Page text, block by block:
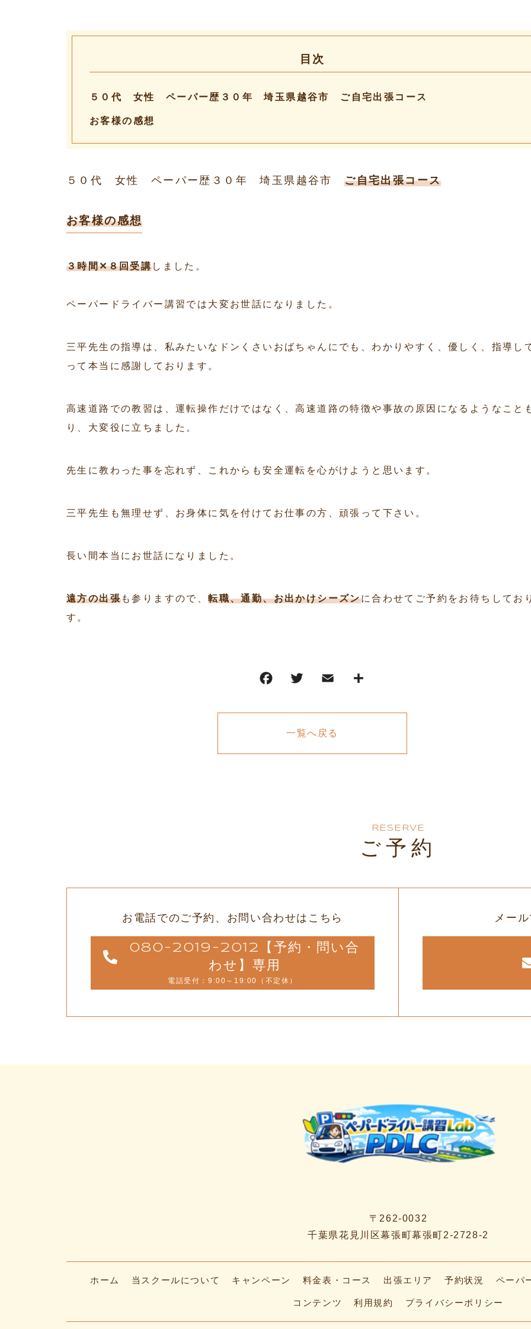
目次
５０代 女性 ペーパー歴３０年 埼玉県越谷市 ご自宅出張コース
お客様の感想
５０代 女性 ペーパー歴３０年 埼玉県越谷市ご自宅出張コース
お客様の感想
３時間✕８回受講しました。
ペーパードライバー講習では大変お世話になりました。
三平先生の指導は、私みたいなドンくさいおばちゃんにでも、わかりやすく、優しく、指導し
って本当に感謝しております。
高速道路での教習は、運転操作だけではなく、高速道路の特徴や事故の原因になるようなこと
り、大変役に立ちました。
先生に教わった事を忘れず、これからも安全運転を心がけようと思います。
三平先生も無理せず、お身体に気を付けてお仕事の方、頑張って下さい。
長い間本当にお世話になりました。
遠方の出張も参りますので、転職、通勤、お出かけシーズンに合わせてご予約をお待ちしてお
す。
一覧へ戻る
RESERVE
ご予約
お電話でのご予約、 お問い合わせはこちら
080-2019-2012【予約・問い合
わせ】専用
電話受付：9:00～19:00（不定休）
メー
〒262-0032
千葉県花見川区幕張町幕張町2-2728-2
ホーム 当スクールについて キャンペーン 料金表・コース 出張エリア 予約状況 ペーパ
コンテンツ 利用規約 プライバシーポリシー